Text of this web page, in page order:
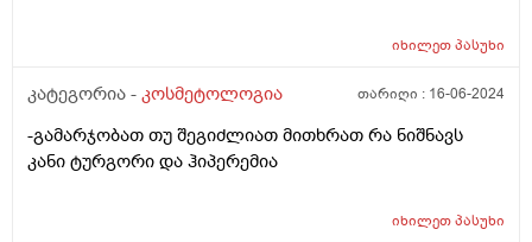
იხილეთპასუხი
კატეგორია - კოსმეტოლოგია თარიღი : 16-06-2024
-გამარჯობათ თუ შეგიძლიათ მითხრათ რა ნიშნავს
კანი ტურგორი და ჰიპერემია
იხილეთპასუხი